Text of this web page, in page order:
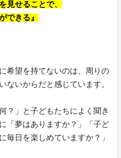
見せることで、
できる』
希望を持てないのは、周りの
ないからだと感じています。
？」と子どもたちによく聞き
「夢はありますか？」「子ど
毎日を楽しめていますか？」